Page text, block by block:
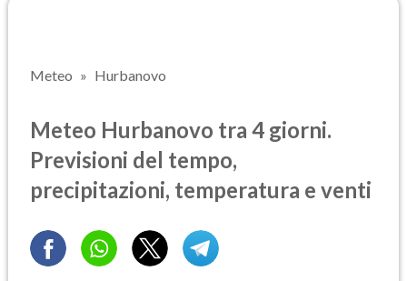
Meteo Hurbanovo
Meteo Hurbanovo tra 4 giorni.
Previsioni del tempo,
precipitazioni, temperatura e venti